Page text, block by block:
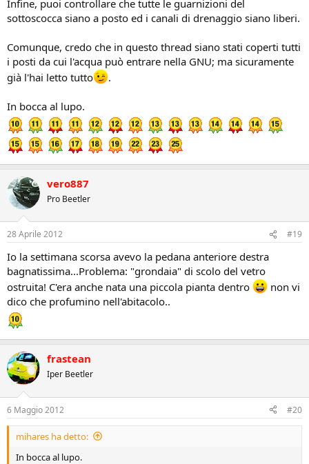
Infine, puoi controllare che tutte le guarnizioni del
sottoscocca siano a posto ed i canali di drenaggio siano liberi.
Comunque, credo che in questo thread siano stati coperti tutti
i posti da cui l'acqua può entrare nella GNU; ma sicuramente
già l'hai letto tutto
.
In bocca al lupo.
vero887
Pro Beetler
28 Aprile 2012 #19
Io la settimana scorsa avevo la pedana anteriore destra
bagnatissima...Problema: "grondaia" di scolo del vetro
ostruita! C'era anche nata una piccola pianta dentro
non vi
dico che profumino nell'abitacolo..
frastean
Iper Beetler
6 Maggio 2012 #20
mihares ha detto:
In bocca al lupo.